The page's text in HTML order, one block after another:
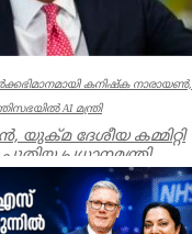
കനിഷ്ക നാരായൺ,
AI മന്ത്രി
യുക്മ ദേശീയ കമ്മിറ്റി
പുതിയ പ്രധാനമന്ത്രി
പ്രഖ്യാ...